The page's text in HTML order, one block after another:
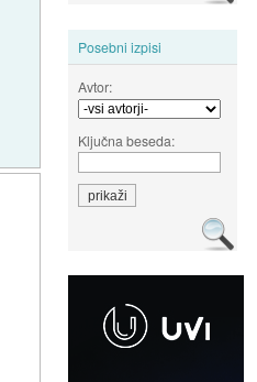
Posebni izpisi
Avtor:
Ključna beseda: